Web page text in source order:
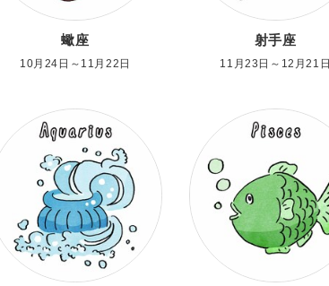
蠍座
10月24日～11月22日
射手座
11月23日～12月21日